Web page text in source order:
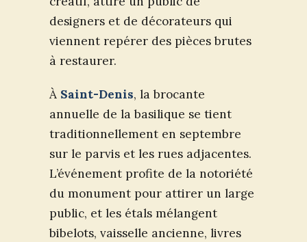
designers et de décorateurs qui
viennent repérer des pièces brutes
à restaurer.
À Saint-Denis, la brocante
annuelle de la basilique se tient
traditionnellement en septembre
sur le parvis et les rues adjacentes.
L’événement profite de la notoriété
du monument pour attirer un large
public, et les étals mélangent
bibelots, vaisselle ancienne, livres